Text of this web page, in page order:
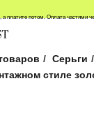
а платите потом. Оплата частями
/ Серьги /
стиле